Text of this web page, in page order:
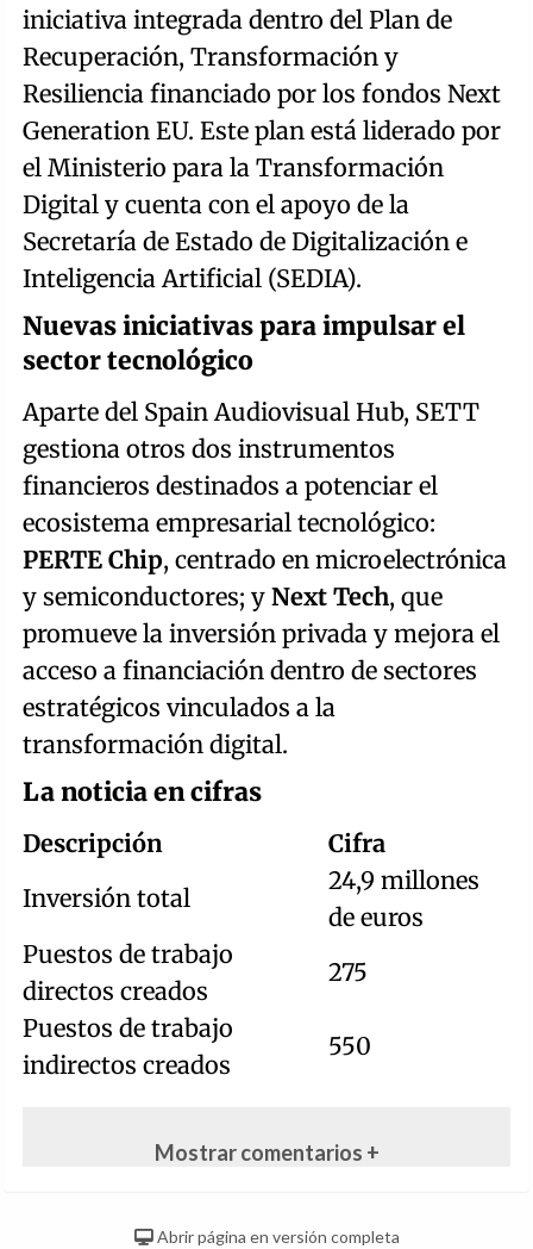
iniciativa integrada dentro del Plan de
Recuperación, Transformación y
Resiliencia financiado por los fondos Next
Generation EU. Este plan está liderado por
el Ministerio para la Transformación
Digital y cuenta con el apoyo de la
Secretaría de Estado de Digitalización e
Inteligencia Artificial (SEDIA).
Nuevas iniciativas para impulsar el
sector tecnológico
Aparte del Spain Audiovisual Hub, SETT
gestiona otros dos instrumentos
financieros destinados a potenciar el
ecosistema empresarial tecnológico:
PERTE Chip, centrado en microelectrónica
y semiconductores; y Next Tech, que
promueve la inversión privada y mejora el
acceso a financiación dentro de sectores
estratégicos vinculados a la
transformación digital.
La noticia en cifras
Descripción
Cifra
Inversión total
24,9 millones
de euros
Puestos de trabajo
directos creados
275
Puestos de trabajo
indirectos creados
550
Mostrar comentarios +
Abrir página en versión completa